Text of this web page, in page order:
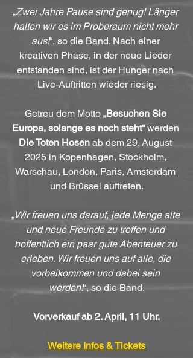
„Zwei Jahre Pause sind genug! Länger
halten wir es im Proberaum nicht mehr
aus!“, so die Band. Nach einer
kreativen Phase, in der neue Lieder
entstanden sind, ist der Hunger nach
Live-Auftritten wieder riesig.
Getreu dem Motto „Besuchen Sie
Europa, solange es noch steht“ werden
Die Toten Hosen ab dem 29. August
2025 in Kopenhagen, Stockholm,
Warschau, London, Paris, Amsterdam
und Brüssel auftreten.
„Wir freuen uns darauf, jede Menge alte
und neue Freunde zu treffen und
hoffentlich ein paar gute Abenteuer zu
erleben. Wir freuen uns auf alle, die
vorbeikommen und dabei sein
werden!“, so die Band.
Vorverkauf ab 2. April, 11 Uhr.
Weitere Infos & Tickets